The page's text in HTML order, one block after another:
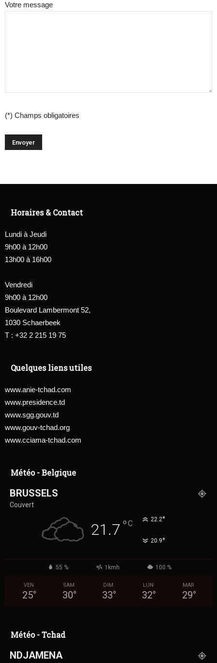
Votre message
(*) Champs obligatoires
Horaires & Contact
Lundi à Jeudi
9h00 à 12h00
13h00 à 16h00
Vendredi
9h00 à 12h00
Boulevard Lambermont 52,
1030 Schaerbeek
T : +32 2 215 19 75
Quelques liens utiles
www.anie-tchad.com
www.presidence.td
www.sgg.gouv.td
www.gouv-tchad.org
www.cciama-tchad.com
Météo - Belgique
BRUSSELS
Couvert
21.7 °C 22.2°
20.9°
55 % 1kmh 100 %
VEN
25°
SAM
30°
DIM
33°
LUN
32°
MAR
29°
Météo - Tchad
NDJAMENA